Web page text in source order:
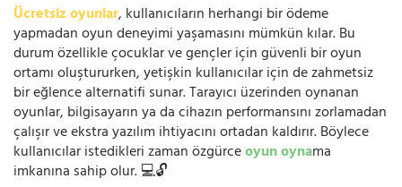
Ücretsiz oyunlar, kullanıcıların herhangi bir ödeme
yapmadan oyun deneyimi yaşamasını mümkün kılar. Bu
durum özellikle çocuklar ve gençler için güvenli bir oyun
ortamı oluştururken, yetişkin kullanıcılar için de zahmetsiz
bir eğlence alternatifi sunar. Tarayıcı üzerinden oynanan
oyunlar, bilgisayarın ya da cihazın performansını zorlamadan
çalışır ve ekstra yazılım ihtiyacını ortadan kaldırır. Böylece
kullanıcılar istedikleri zaman özgürceoyun oynama
imkanına sahip olur. 💻🔓